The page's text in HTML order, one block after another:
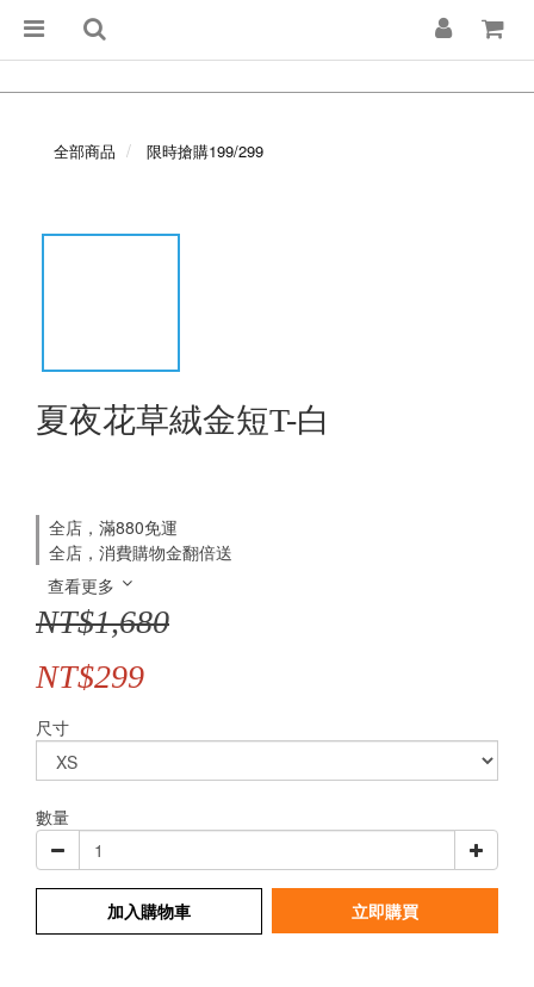
全部商品 限時搶購199/299
夏夜花草絨金短T-白
全店，滿880免運
全店，消費購物金翻倍送
查看更多
NT$1,680
NT$299
尺寸
數量
加入購物車 立即購買